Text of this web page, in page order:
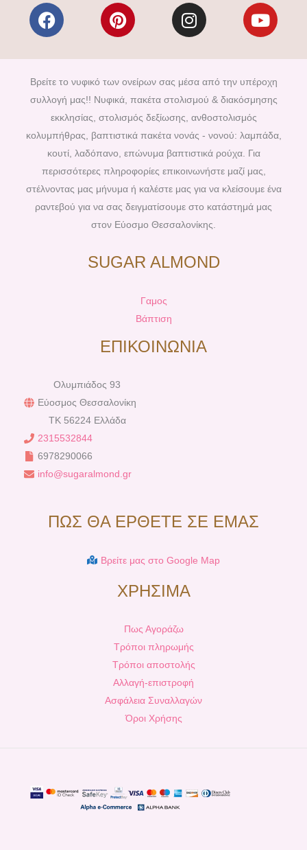
F
a
e
b
o
o
k
P
i
t
e
r
e
s
t
I
n
t
a
g
r
a
m
Y
o
t
u
b
Βρείτε το νυφικό των ονείρων σας μέσα από την υπέροχη
συλλογή μας!! Νυφικά, πακέτα στολισμού & διακόσμησης
εκκλησίας, στολισμός δεξίωσης, ανθοστολισμός
κολυμπήθρας, βαπτιστικά πακέτα νονάς - νονού: λαμπάδα,
κουτί, λαδόπανο, επώνυμα βαπτιστικά ρούχα. Για
περισσότερες πληροφορίες επικοινωνήστε μαζί μας,
στέλνοντας μας μήνυμα ή καλέστε μας για να κλείσουμε ένα
ραντεβού για να σας δειγματίσουμε στο κατάστημά μας
στον Εύοσμο Θεσσαλονίκης.
SUGAR ALMOND
Γαμος
Βάπτιση
ΕΠΙΚΟΙΝΩΝΙΑ
Ολυμπιάδος 93
Εύοσμος Θεσσαλονίκη
TK 56224 Ελλάδα
2315532844
6978290066
info@sugaralmond.gr
ΠΩΣ ΘΑ ΕΡΘΕΤΕ ΣΕ ΕΜΑΣ
Βρείτε μας στο Google Map
ΧΡΗΣΙΜΑ
Πως Αγοράζω
Τρόποι πληρωμής
Τρόποι αποστολής
Αλλαγή-επιστροφή
Ασφάλεια Συναλλαγών
Όροι Χρήσης